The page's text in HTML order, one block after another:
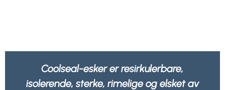
Coolseal-esker er resirkulerbare,
isolerende, sterke, rimelige og elsket av